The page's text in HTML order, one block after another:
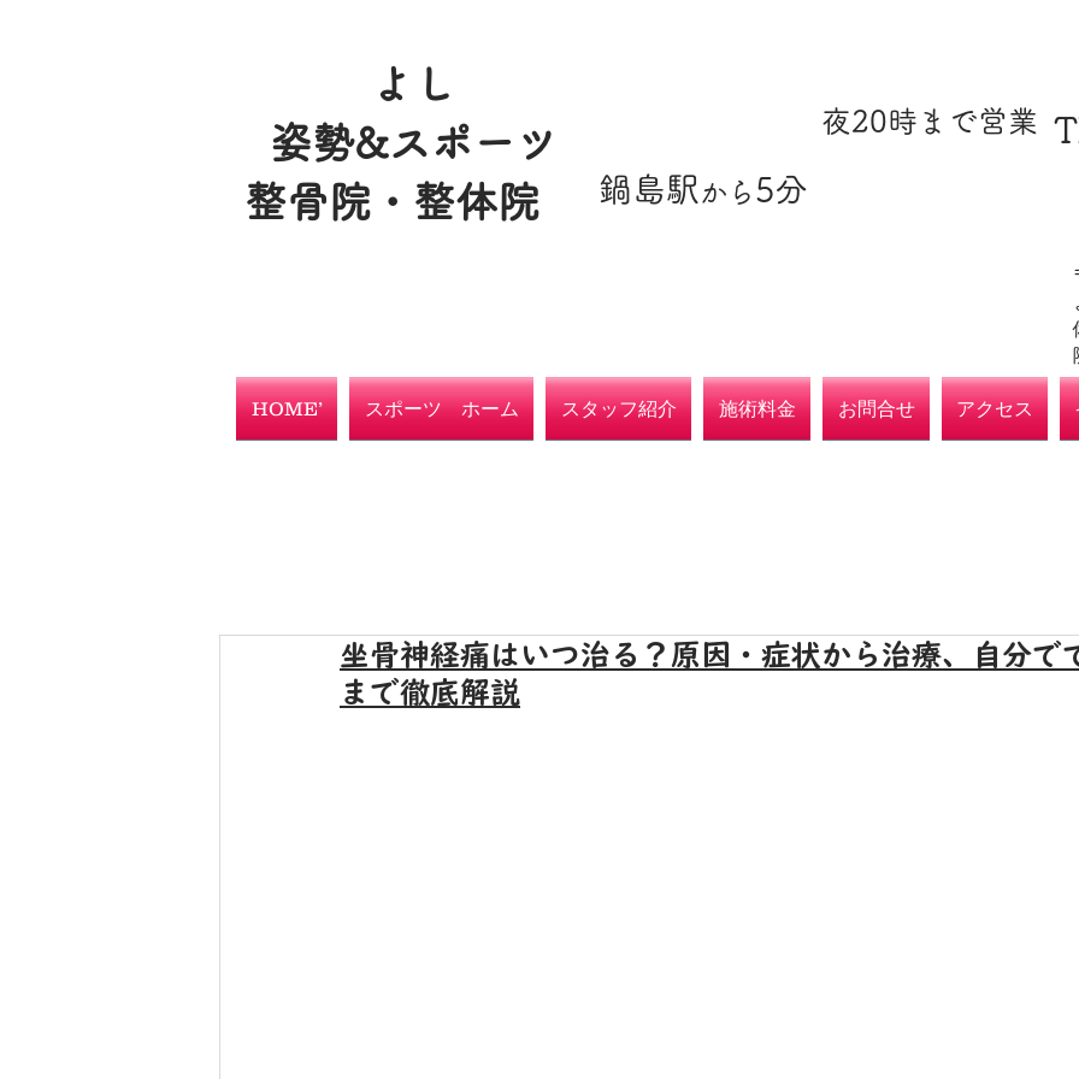
よし
姿勢&スポーツ
整骨院・整体院
​夜20時まで営業
​鍋島駅 から 5分
HOME’ スポーツ ホーム スタッフ紹介 施術料金 お問合せ アクセス
坐骨神経痛はいつ治る？原因・症状から治療、自分で
まで徹底解説